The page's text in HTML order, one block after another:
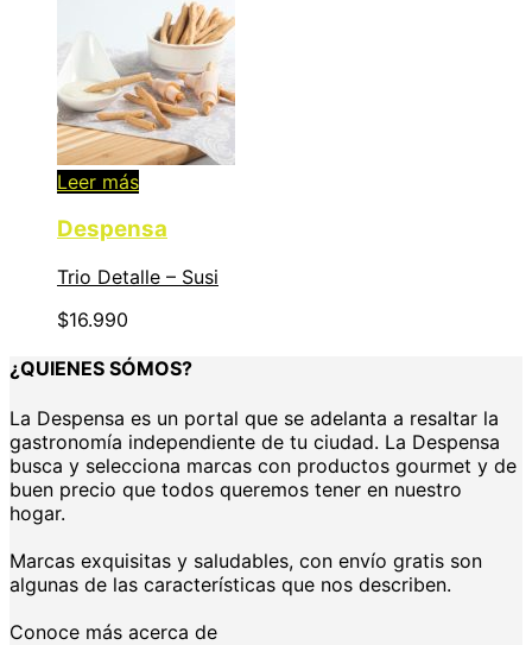
Leer más
Despensa
Trio Detalle – Susi
$16.990
¿QUIENES SÓMOS?
La Despensa es un portal que se adelanta a resaltar la
gastronomía independiente de tu ciudad. La Despensa
busca y selecciona marcas con productos gourmet y de
buen precio que todos queremos tener en nuestro
hogar.
Marcas exquisitas y saludables, con envío gratis son
algunas de las características que nos describen.
Conoce más acerca de